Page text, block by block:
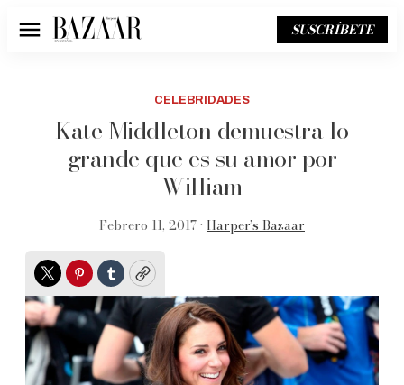
Menú SUSCRÍBETE
CELEBRIDADES
Kate Middleton demuestra lo
grande que es su amor por
William
Febrero 11, 2017 • Harper’s Bazaar
TwitterPinterest
TumblrCopy